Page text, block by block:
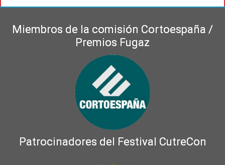
Miembros de la comisión Cortoespaña /
Premios Fugaz
Patrocinadores del Festival CutreCon